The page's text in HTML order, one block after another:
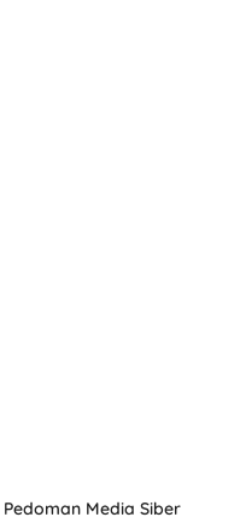
Pedoman Media Siber